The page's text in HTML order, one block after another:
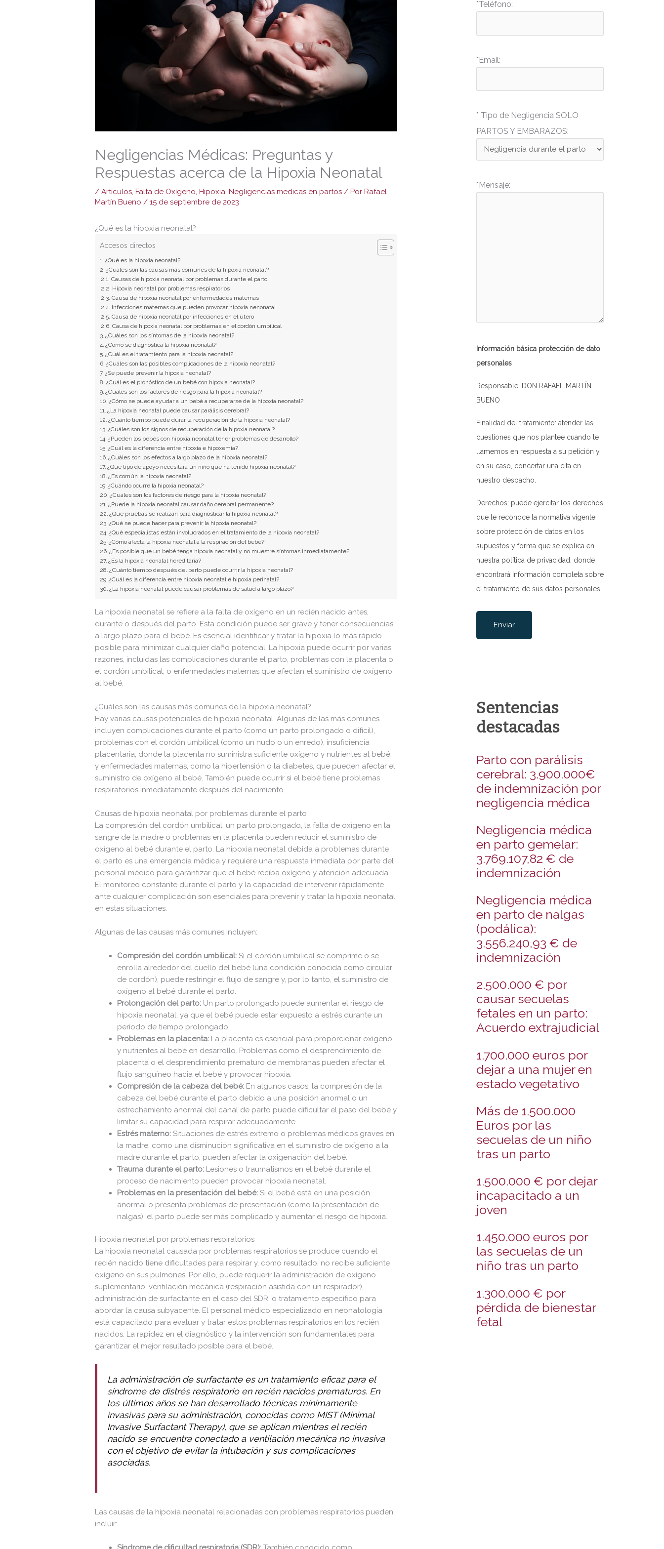
Negligencias Médicas: Preguntas y
Respuestas acerca de la Hipoxia Neonatal
/Artículos,Falta de Oxígeno,Hipoxia,Negligencias medicas en partos / PorRafael
Martín Bueno/15 de septiembre de 2023
¿Qué es la hipoxia neonatal?
Accesos directos
¿Qué es la hipoxia neonatal?
¿Cuáles son las causas más comunes de la hipoxia neonatal?
Causas de hipoxia neonatal por problemas durante el parto
Hipoxia neonatal por problemas respiratorios
Causa de hipoxia neonatal por enfermedades maternas
Infecciones maternas que pueden provocar hipoxia nenonatal
Causa de hipoxia neonatal por infecciones en el útero
Causa de hipoxia neonatal por problemas en el cordón umbilical
¿Cuáles son los síntomas de la hipoxia neonatal?
¿Cómo se diagnostica la hipoxia neonatal?
¿Cuál es el tratamiento para la hipoxia neonatal?
¿Cuáles son las posibles complicaciones de la hipoxia neonatal?
¿Se puede prevenir la hipoxia neonatal?
¿Cuál es el pronóstico de un bebé con hipoxia neonatal?
¿Cuáles son los factores de riesgo para la hipoxia neonatal?
¿Cómo se puede ayudar a un bebé a recuperarse de la hipoxia neonatal?
¿La hipoxia neonatal puede causar parálisis cerebral?
¿Cuánto tiempo puede durar la recuperación de la hipoxia neonatal?
¿Cuáles son los signos de recuperación de la hipoxia neonatal?
¿Pueden los bebés con hipoxia neonatal tener problemas de desarrollo?
¿Cuál es la diferencia entre hipoxia e hipoxemia?
¿Cuáles son los efectos a largo plazo de la hipoxia neonatal?
¿Qué tipo de apoyo necesitará un niño que ha tenido hipoxia neonatal?
¿Es común la hipoxia neonatal?
¿Cuándo ocurre la hipoxia neonatal?
¿Cuáles son los factores de riesgo para la hipoxia neonatal?
¿Puede la hipoxia neonatal causar daño cerebral permanente?
¿Qué pruebas se realizan para diagnosticar la hipoxia neonatal?
¿Qué se puede hacer para prevenir la hipoxia neonatal?
¿Qué especialistas están involucrados en el tratamiento de la hipoxia neonatal?
¿Cómo afecta la hipoxia neonatal a la respiración del bebé?
¿Es posible que un bebé tenga hipoxia neonatal y no muestre síntomas inmediatamente?
¿Es la hipoxia neonatal hereditaria?
¿Cuánto tiempo después del parto puede ocurrir la hipoxia neonatal?
¿Cuál es la diferencia entre hipoxia neonatal e hipoxia perinatal?
¿La hipoxia neonatal puede causar problemas de salud a largo plazo?
La hipoxia neonatal se refiere a la falta de oxígeno en un recién nacido antes,
durante o después del parto. Esta condición puede ser grave y tener consecuencias
a largo plazo para el bebé. Es esencial identificar y tratar la hipoxia lo más rápido
posible para minimizar cualquier daño potencial. La hipoxia puede ocurrir por varias
razones, incluidas las complicaciones durante el parto, problemas con la placenta o
el cordón umbilical, o enfermedades maternas que afectan el suministro de oxígeno
al bebé.
¿Cuáles son las causas más comunes de la hipoxia neonatal?
Hay varias causas potenciales de hipoxia neonatal. Algunas de las más comunes
incluyen complicaciones durante el parto (como un parto prolongado o difícil),
problemas con el cordón umbilical (como un nudo o un enredo), insuficiencia
placentaria, donde la placenta no suministra suficiente oxígeno y nutrientes al bebé;
y enfermedades maternas, como la hipertensión o la diabetes, que pueden afectar el
suministro de oxígeno al bebé. También puede ocurrir si el bebé tiene problemas
respiratorios inmediatamente después del nacimiento.
Causas de hipoxia neonatal por problemas durante el parto
La compresión del cordón umbilical, un parto prolongado, la falta de oxígeno en la
sangre de la madre o problemas en la placenta pueden reducir el suministro de
oxígeno al bebé durante el parto. La hipoxia neonatal debida a problemas durante
el parto es una emergencia médica y requiere una respuesta inmediata por parte del
personal médico para garantizar que el bebé reciba oxígeno y atención adecuada.
El monitoreo constante durante el parto y la capacidad de intervenir rápidamente
ante cualquier complicación son esenciales para prevenir y tratar la hipoxia neonatal
en estas situaciones.
Algunas de las causas más comunes incluyen:
Compresión del cordón umbilical: Si el cordón umbilical se comprime o se
enrolla alrededor del cuello del bebé (una condición conocida como circular
de cordón), puede restringir el flujo de sangre y, por lo tanto, el suministro de
oxígeno al bebé durante el parto.
Prolongación del parto: Un parto prolongado puede aumentar el riesgo de
hipoxia neonatal, ya que el bebé puede estar expuesto a estrés durante un
período de tiempo prolongado.
Problemas en la placenta: La placenta es esencial para proporcionar oxígeno
y nutrientes al bebé en desarrollo. Problemas como el desprendimiento de
placenta o el desprendimiento prematuro de membranas pueden afectar el
flujo sanguíneo hacia el bebé y provocar hipoxia.
Compresión de la cabeza del bebé: En algunos casos, la compresión de la
cabeza del bebé durante el parto debido a una posición anormal o un
estrechamiento anormal del canal de parto puede dificultar el paso del bebé y
limitar su capacidad para respirar adecuadamente.
Estrés materno: Situaciones de estrés extremo o problemas médicos graves en
la madre, como una disminución significativa en el suministro de oxígeno a la
madre durante el parto, pueden afectar la oxigenación del bebé.
Trauma durante el parto: Lesiones o traumatismos en el bebé durante el
proceso de nacimiento pueden provocar hipoxia neonatal.
Problemas en la presentación del bebé: Si el bebé está en una posición
anormal o presenta problemas de presentación (como la presentación de
nalgas), el parto puede ser más complicado y aumentar el riesgo de hipoxia.
Hipoxia neonatal por problemas respiratorios
La hipoxia neonatal causada por problemas respiratorios se produce cuando el
recién nacido tiene dificultades para respirar y, como resultado, no recibe suficiente
oxígeno en sus pulmones. Por ello, puede requerir la administración de oxígeno
suplementario, ventilación mecánica (respiración asistida con un respirador),
administración de surfactante en el caso del SDR, o tratamiento específico para
abordar la causa subyacente. El personal médico especializado en neonatología
está capacitado para evaluar y tratar estos problemas respiratorios en los recién
nacidos. La rapidez en el diagnóstico y la intervención son fundamentales para
garantizar el mejor resultado posible para el bebé.
La administración de surfactante es un tratamiento eficaz para el
síndrome de distrés respiratorio en recién nacidos prematuros. En
los últimos años se han desarrollado técnicas mínimamente
invasivas para su administración, conocidas como MIST (Minimal
Invasive Surfactant Therapy), que se aplican mientras el recién
nacido se encuentra conectado a ventilación mecánica no invasiva
con el objetivo de evitar la intubación y sus complicaciones
asociadas.
Las causas de la hipoxia neonatal relacionadas con problemas respiratorios pueden
incluir:
*Teléfono:
*Email:
* Tipo de Negligencia SOLO
PARTOS Y EMBARAZOS:
*Mensaje:
Información básica protección de dato
personales
Responsable: DON RAFAEL MARTÍN
BUENO
Finalidad del tratamiento: atender las
cuestiones que nos plantee cuando le
llamemos en respuesta a su petición y,
en su caso, concertar una cita en
nuestro despacho.
Derechos: puede ejercitar los derechos
que le reconoce la normativa vigente
sobre protección de datos en los
supuestos y forma que se explica en
nuestra política de privacidad
, donde
encontrará Información completa sobre
el tratamiento de sus datos personales.
Por favor, deja este campo vacío.
Sentencias
destacadas
Parto con parálisis
cerebral: 3.900.000€
de indemnización por
negligencia médica
Negligencia médica
en parto gemelar:
3.769.107,82 € de
indemnización
Negligencia médica
en parto de nalgas
(podálica):
3.556.240,93 € de
indemnización
2.500.000 € por
causar secuelas
fetales en un parto:
Acuerdo extrajudicial
1.700.000 euros por
dejar a una mujer en
estado vegetativo
Más de 1.500.000
Euros por las
secuelas de un niño
tras un parto
1.500.000 € por dejar
incapacitado a un
joven
1.450.000 euros por
las secuelas de un
niño tras un parto
1.300.000 € por
pérdida de bienestar
fetal